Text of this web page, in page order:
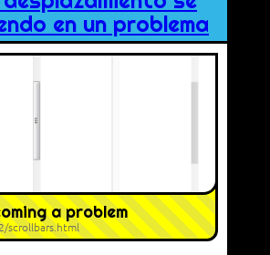
en un problema
a problem
scrollbars.html